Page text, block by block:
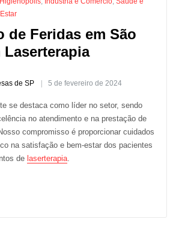
de Feridas em São
de SP 5 de fevereiro de 2024
se destaca como líder no setor, sendo
no atendimento e na prestação de
compromisso é proporcionar cuidados
na satisfação e bem-estar dos pacientes
de laserterapia.